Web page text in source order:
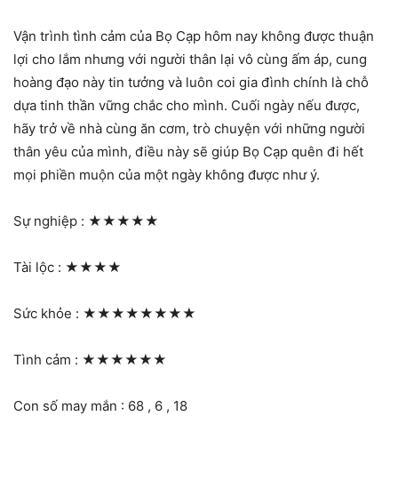
Vận trình tình cảm của Bọ Cạp hôm nay không được thuận
lợi cho lắm nhưng với người thân lại vô cùng ấm áp, cung
hoàng đạo này tin tưởng và luôn coi gia đình chính là chỗ
dựa tinh thần vững chắc cho mình. Cuối ngày nếu được,
hãy trở về nhà cùng ăn cơm, trò chuyện với những người
thân yêu của mình, điều này sẽ giúp Bọ Cạp quên đi hết
mọi phiền muộn của một ngày không được như ý.
Sự nghiệp : ★★★★★
Tài lộc : ★★★★
Sức khỏe : ★★★★★★★★
Tình cảm : ★★★★★★
Con số may mắn : 68 , 6 , 18